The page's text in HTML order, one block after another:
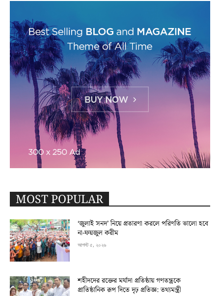
MOST POPULAR
‘জুলাই সনদ’ নিয়ে প্রতারণা করলে পরিণতি ভালো হবে
না-ফয়জুল করীম
আগস্ট ৫, ২০২৬
শহীদদের রক্তের মর্যাদা প্রতিষ্ঠায় গণতন্ত্রকে
প্রাতিষ্ঠানিক রূপ দিতে দৃঢ় প্রতিজ্ঞ: তথ্যমন্ত্রী